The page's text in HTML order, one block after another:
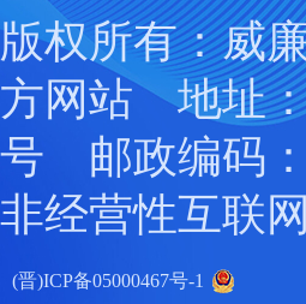
版权所有：威
方网站 地址
号 邮政编码：
非经营性互联
(晋)ICP备05000467号-1